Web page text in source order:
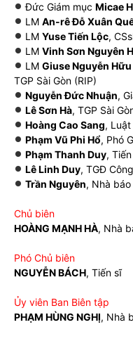
Đức Giám mục Micae
LM An-rê Đỗ Xuân
LM Yuse Tiến Lộc,
LM Vinh Sơn Nguyên
LM Giuse Nguyễn
TGP Sài Gòn (RIP)
Nguyễn Đức Nhuận,
Lê Sơn Hà, TGP Sài
Hoàng Cao Sang,
Phạm Vũ Phi Hổ, Phó
Phạm Thanh Duy,
Lê Linh Duy, TGĐ
Trần Nguyên, Nhà báo
Chủ biên
HOÀNG MẠNH HÀ, Nhà
Phó Chủ biên
NGUYỄN BÁCH, Tiến sĩ
Ủy viên Ban Biên tập
PHẠM HÙNG NGHỊ, Nhà